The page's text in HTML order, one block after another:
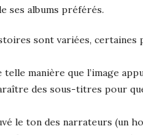
ses albums préférés.
sont variées, certaines
manière que l’image
des sous-titres pour
le ton des narrateurs (un